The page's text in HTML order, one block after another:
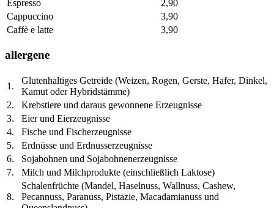
Espresso
2,90
Cappuccino
3,90
Caffè e latte
3,90
allergene
1.
Glutenhaltiges Getreide (Weizen, Rogen, Gerste, Hafer, Dinkel,
Kamut oder Hybridstämme)
2.
Krebstiere und daraus gewonnene Erzeugnisse
3.
Eier und Eierzeugnisse
4.
Fische und Fischerzeugnisse
5.
Erdnüsse und Erdnusserzeugnisse
6.
Sojabohnen und Sojabohnenerzeugnisse
7.
Milch und Milchprodukte (einschließlich Laktose)
8.
Schalenfrüchte (Mandel, Haselnuss, Wallnuss, Cashew,
Pecannuss, Paranuss, Pistazie, Macadamianuss und